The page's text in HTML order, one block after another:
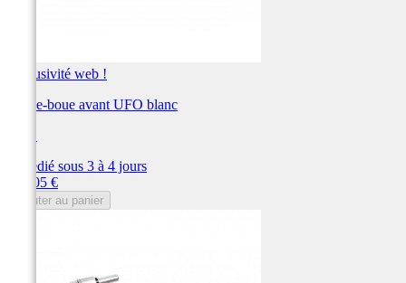
Exclusivité web !
Garde-boue avant UFO blanc
Expédié sous 3 à 4 jours
117,05 €
Ajouter au panier